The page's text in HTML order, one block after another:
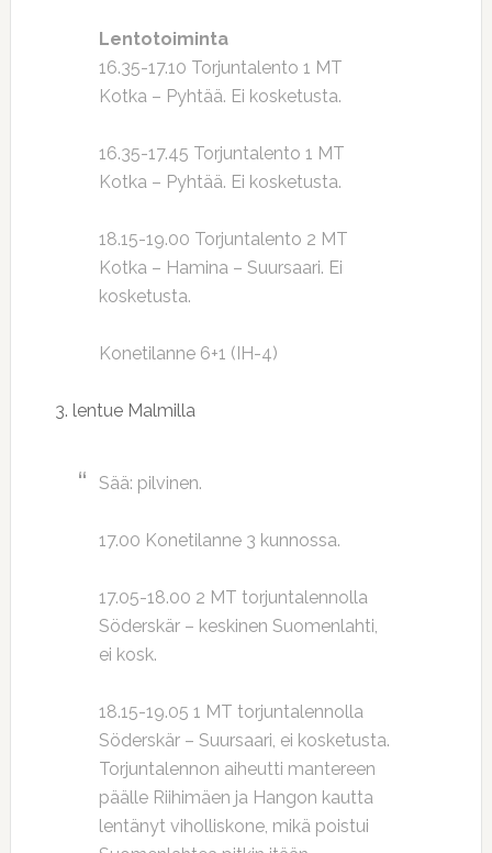
Lentotoiminta
16.35-17.10 Torjuntalento 1 MT
Kotka – Pyhtää. Ei kosketusta.
16.35-17.45 Torjuntalento 1 MT
Kotka – Pyhtää. Ei kosketusta.
18.15-19.00 Torjuntalento 2 MT
Kotka – Hamina – Suursaari. Ei
kosketusta.
Konetilanne 6+1 (IH-4)
3. lentue Malmilla
Sää: pilvinen.
17.00 Konetilanne 3 kunnossa.
17.05-18.00 2 MT torjuntalennolla
Söderskär – keskinen Suomenlahti,
ei kosk.
18.15-19.05 1 MT torjuntalennolla
Söderskär – Suursaari, ei kosketusta.
Torjuntalennon aiheutti mantereen
päälle Riihimäen ja Hangon kautta
lentänyt viholliskone, mikä poistui